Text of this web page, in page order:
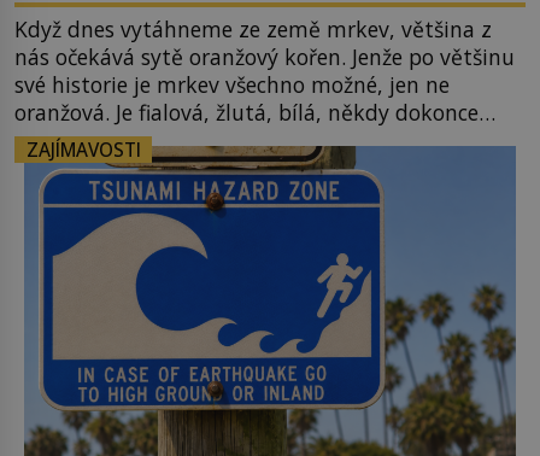
Když dnes vytáhneme ze země mrkev, většina z
nás očekává sytě oranžový kořen. Jenže po většinu
své historie je mrkev všechno možné, jen ne
oranžová. Je fialová, žlutá, bílá, někdy dokonce
téměř černá. Až díky stovkám let pečlivého
šlechtění se z ní stává zelenina, bez které si českou
zahradu ani nedokážeme představit. Její příběh je
ZAJÍMAVOSTI